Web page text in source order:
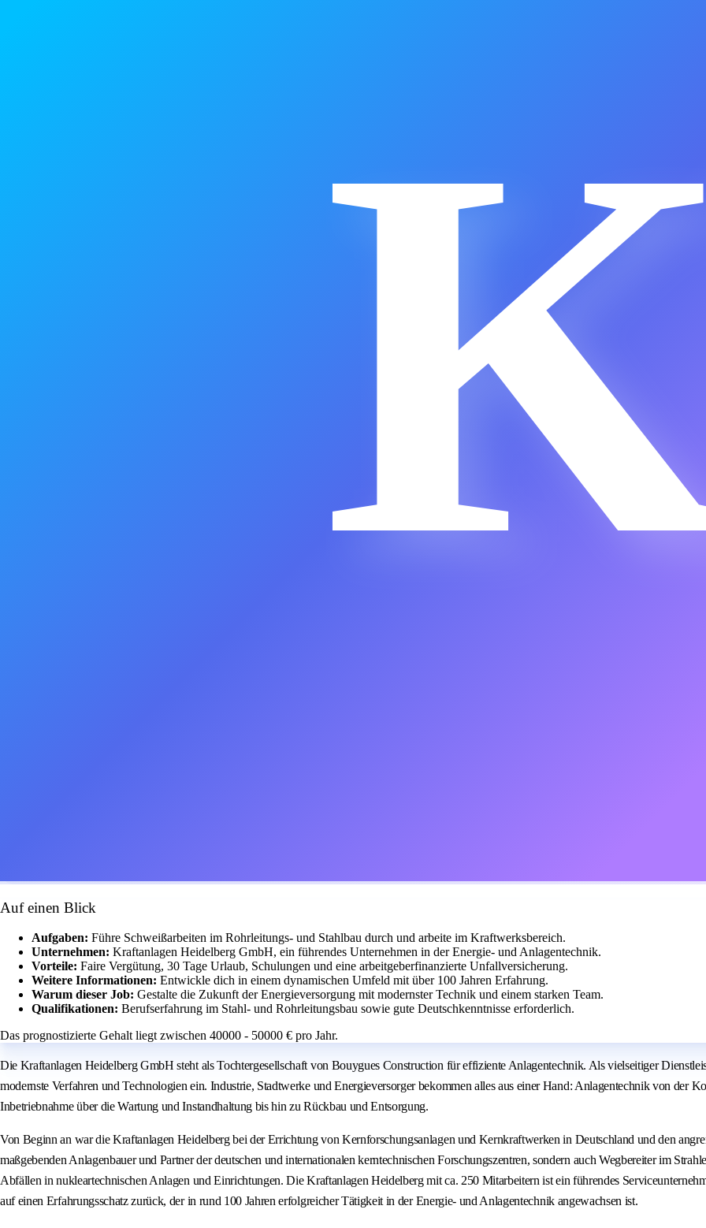
Auf einen Blick
Aufgaben: Führe Schweißarbeiten im Rohrleitungs- und Stahlbau durch und arbeite im Kraftwerksbereich.
Unternehmen: Kraftanlagen Heidelberg GmbH, ein führendes Unternehmen in der Energie- und Anlagentechnik.
Vorteile: Faire Vergütung, 30 Tage Urlaub, Schulungen und eine arbeitgeberfinanzierte Unfallversicherung.
Weitere Informationen: Entwickle dich in einem dynamischen Umfeld mit über 100 Jahren Erfahrung.
Warum dieser Job: Gestalte die Zukunft der Energieversorgung mit modernster Technik und einem starken Team.
Qualifikationen: Berufserfahrung im Stahl- und Rohrleitungsbau sowie gute Deutschkenntnisse erforderlich.
Das prognostizierte Gehalt liegt zwischen 40000 - 50000 € pro Jahr.
Die Kraftanlagen Heidelberg GmbH steht als Tochtergesellschaft von Bouygues Construction für effiziente Anlagentechnik. Als vielseitiger
modernste Verfahren und Technologien ein. Industrie, Stadtwerke und Energieversorger bekommen alles aus einer Hand: Anlagentechnik von der
Inbetriebnahme über die Wartung und Instandhaltung bis hin zu Rückbau und Entsorgung.
Von Beginn an war die Kraftanlagen Heidelberg bei der Errichtung von Kernforschungsanlagen und Kernkraftwerken in Deutschland und den
maßgebenden Anlagenbauer und Partner der deutschen und internationalen kerntechnischen Forschungszentren, sondern auch Wegbereiter im
Abfällen in nukleartechnischen Anlagen und Einrichtungen. Die Kraftanlagen Heidelberg mit ca. 250 Mitarbeitern ist ein führendes
auf einen Erfahrungsschatz zurück, der in rund 100 Jahren erfolgreicher Tätigkeit in der Energie- und Anlagentechnik angewachsen ist.